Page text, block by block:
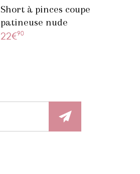
Short à pinces coupe
patineuse nude
22€90